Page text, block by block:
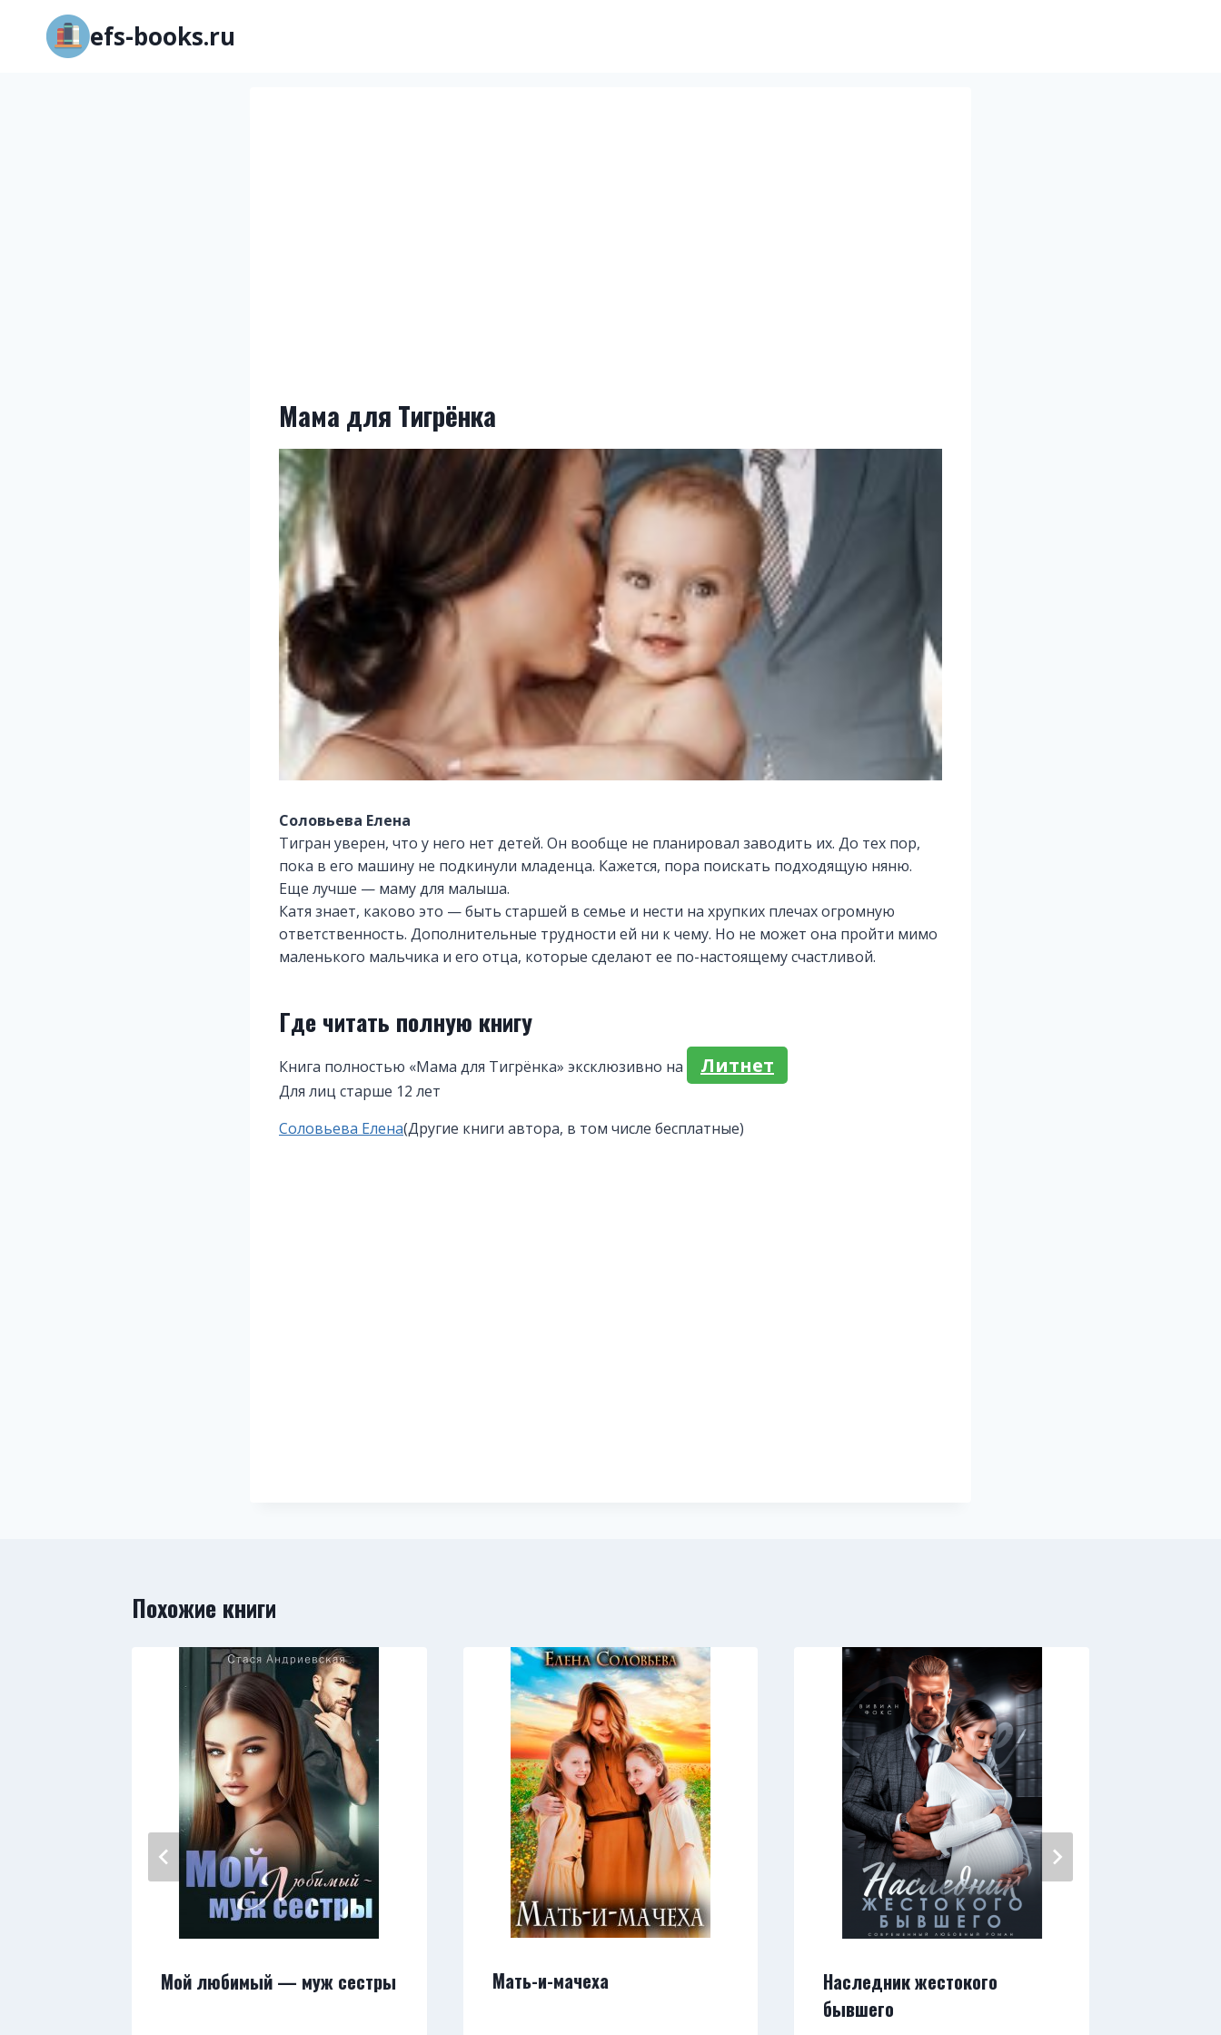
Перейти
содержимому
efs-books.ru
Мама для Тигрёнка
Соловьева Елена
Тигран уверен, что у него нет детей. Он вообще не планировал заводить их. До тех пор,
пока в его машину не подкинули младенца. Кажется, пора поискать подходящую няню.
Еще лучше — маму для малыша.
Катя знает, каково это — быть старшей в семье и нести на хрупких плечах огромную
ответственность. Дополнительные трудности ей ни к чему. Но не может она пройти мимо
маленького мальчика и его отца, которые сделают ее по-настоящему счастливой.
Где читать полную книгу
Книга полностью «Мама для Тигрёнка» эксклюзивно на Литнет
Для лиц старше 12 лет
Метки
Соловьева Елена(Другие книги автора, в том числе бесплатные)
Похожие книги
Мой любимый — муж сестры Мать-и-мачеха
Наследник жестокого
бывшего